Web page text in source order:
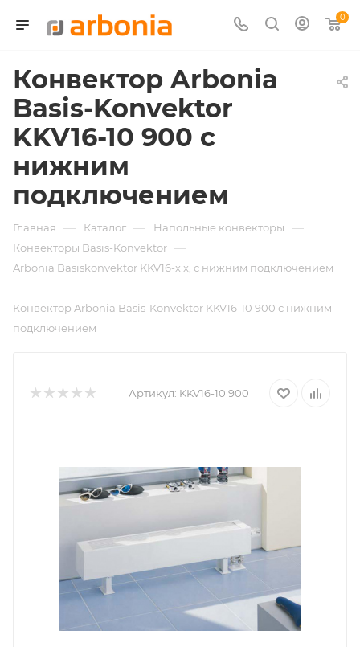
0
Конвектор Arbonia
Basis-Konvektor
KKV16-10 900 с
нижним
подключением
Главная — Каталог — Напольные конвекторы —
Конвекторы Basis-Konvektor —
Arbonia Basiskonvektor KKV16-х x, с нижним подключением
—
Конвектор Arbonia Basis-Konvektor KKV16-10 900 с нижним
подключением
Артикул: KKV16-10 900